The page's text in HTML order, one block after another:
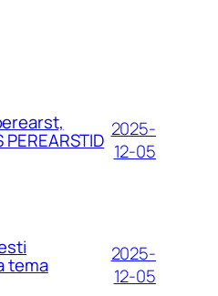
2025-
12-05
tema
2025-
12-05